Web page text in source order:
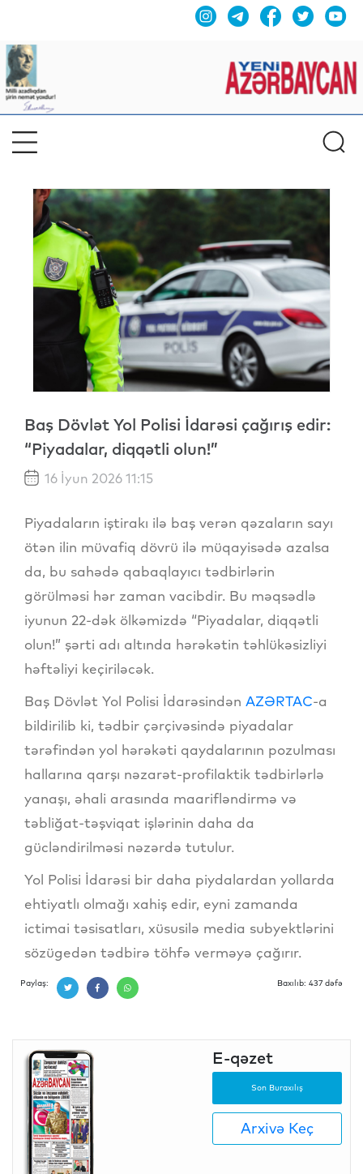
Baş Dövlət Yol Polisi İdarəsi çağırış edir:
“Piyadalar, diqqətli olun!”
16 İyun 2026 11:15
Piyadaların iştirakı ilə baş verən qəzaların sayı
ötən ilin müvafiq dövrü ilə müqayisədə azalsa
da, bu sahədə qabaqlayıcı tədbirlərin
görülməsi hər zaman vacibdir. Bu məqsədlə
iyunun 22-dək ölkəmizdə “Piyadalar, diqqətli
olun!” şərti adı altında hərəkətin təhlükəsizliyi
həftəliyi keçiriləcək.
Baş Dövlət Yol Polisi İdarəsindən AZƏRTAC-a
bildirilib ki, tədbir çərçivəsində piyadalar
tərəfindən yol hərəkəti qaydalarının pozulması
hallarına qarşı nəzarət-profilaktik tədbirlərlə
yanaşı, əhali arasında maarifləndirmə və
təbliğat-təşviqat işlərinin daha da
gücləndirilməsi nəzərdə tutulur.
Yol Polisi İdarəsi bir daha piydalardan yollarda
ehtiyatlı olmağı xahiş edir, eyni zamanda
ictimai təsisatları, xüsusilə media subyektlərini
sözügedən tədbirə töhfə verməyə çağırır.
Paylaş: Baxılıb: 437 dəfə
E-qəzet
Son Buraxılış
Arxivə Keç